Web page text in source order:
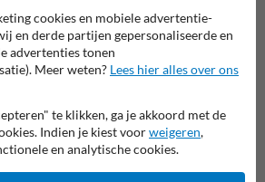
gerichte verkeersregeling en maakt meteen
geweerd moeten worden.
meer controle
verkeersbord zorgt ervoor dat bestuurders
dat deze doorgang niet toegankelijk is
ontvlambare of ontplofbare lading.
te vermijden en ondersteunt een beter
cookies en mobiele advertentie-
en derde partijen gepersonaliseerde en
advertenties tonen
Meer weten? Lees hier alles over ons
te klikken, ga je akkoord met de
Indien je kiest voorweigeren,
en analytische cookies.